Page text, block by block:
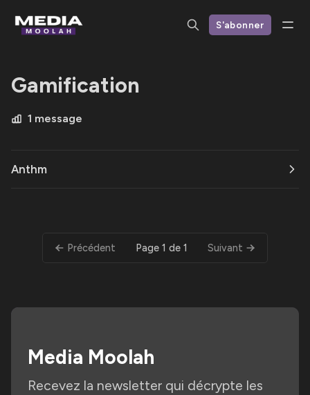
S'abonner
Gamification
1 message
Anthm
Précédent Page 1 de 1 Suivant
Media Moolah
Recevez la newsletter qui décrypte les